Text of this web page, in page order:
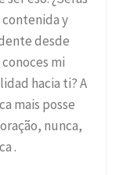
contenida y
desde
mi
hacia ti? A
mais posse
nunca,
.